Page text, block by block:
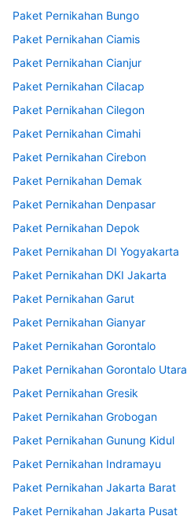
Paket Pernikahan Bungo
Paket Pernikahan Ciamis
Paket Pernikahan Cianjur
Paket Pernikahan Cilacap
Paket Pernikahan Cilegon
Paket Pernikahan Cimahi
Paket Pernikahan Cirebon
Paket Pernikahan Demak
Paket Pernikahan Denpasar
Paket Pernikahan Depok
Paket Pernikahan DI Yogyakarta
Paket Pernikahan DKI Jakarta
Paket Pernikahan Garut
Paket Pernikahan Gianyar
Paket Pernikahan Gorontalo
Paket Pernikahan Gorontalo Utara
Paket Pernikahan Gresik
Paket Pernikahan Grobogan
Paket Pernikahan Gunung Kidul
Paket Pernikahan Indramayu
Paket Pernikahan Jakarta Barat
Paket Pernikahan Jakarta Pusat